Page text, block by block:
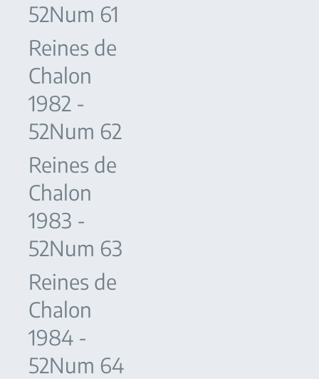
52Num 61
Reines de
Chalon
1982 -
52Num 62
Reines de
Chalon
1983 -
52Num 63
Reines de
Chalon
1984 -
52Num 64